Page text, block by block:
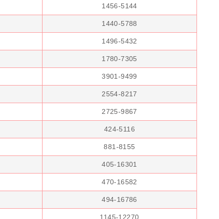
1456-5144
1440-5788
1496-5432
1780-7305
3901-9499
2554-8217
2725-9867
424-5116
881-8155
405-16301
470-16582
494-16786
1145-12270